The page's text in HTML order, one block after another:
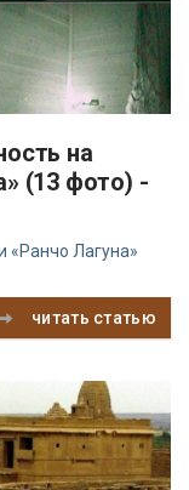
на
(13 фото) -
«Ранчо Лагуна»
читать статью